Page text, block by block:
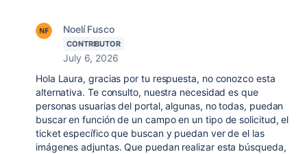
Noelí Fusco
CONTRIBUTOR
July 6, 2026
Hola Laura, gracias por tu respuesta, no conozco esta
alternativa. Te consulto, nuestra necesidad es que
personas usuarias del portal, algunas, no todas, puedan
buscar en función de un campo en un tipo de solicitud, el
ticket específico que buscan y puedan ver de el las
imágenes adjuntas. Que puedan realizar esta búsqueda,